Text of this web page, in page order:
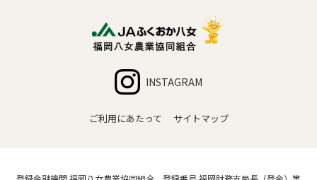
INSTAGRAM
ご利用にあたって サイトマップ